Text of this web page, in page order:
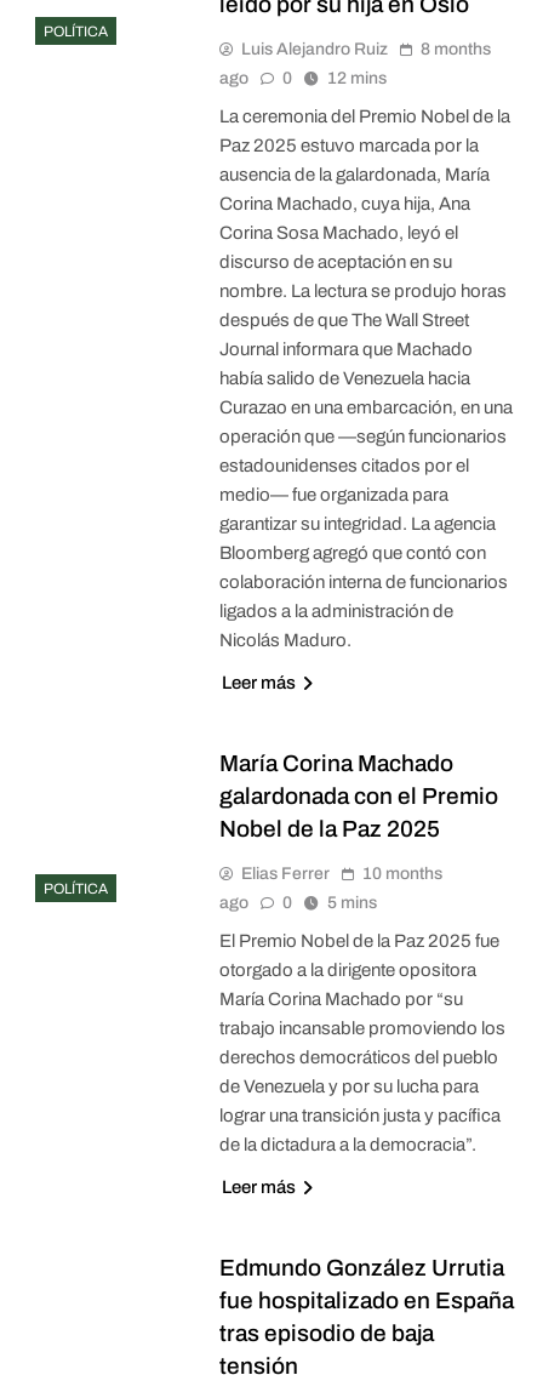
POLÍTICA
Luis Alejandro Ruiz
8 months
ago
0 12 mins
La ceremonia del Premio Nobel de la
Paz 2025 estuvo marcada por la
ausencia de la galardonada, María
Corina Machado, cuya hija, Ana
Corina Sosa Machado, leyó el
discurso de aceptación en su
nombre. La lectura se produjo horas
después de que The Wall Street
Journal informara que Machado
había salido de Venezuela hacia
Curazao en una embarcación, en una
operación que —según funcionarios
estadounidenses citados por el
medio— fue organizada para
garantizar su integridad. La agencia
Bloomberg agregó que contó con
colaboración interna de funcionarios
ligados a la administración de
Nicolás Maduro.
Leer más
POLÍTICA
María Corina Machado
galardonada con el Premio
Nobel de la Paz 2025
Elias Ferrer
10 months
ago
0 5 mins
El Premio Nobel de la Paz 2025 fue
otorgado a la dirigente opositora
María Corina Machado por “su
trabajo incansable promoviendo los
derechos democráticos del pueblo
de Venezuela y por su lucha para
lograr una transición justa y pacífica
de la dictadura a la democracia”.
Leer más
Edmundo González Urrutia
fue hospitalizado en España
tras episodio de baja
tensión